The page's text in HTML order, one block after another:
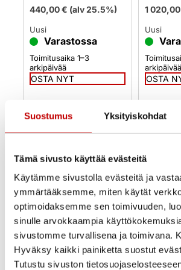
Suostumus Yksityiskohdat
Tämä sivusto käyttää evästeitä
Käytämme sivustolla evästeitä ja
ymmärtääksemme, miten käytät
optimoidaksemme sen toimivuuden,
sinulle arvokkaampia
sivustomme turvallisena ja toimivana.
Hyväksy kaikki painiketta suostut
Tutustu sivuston
440,00€ (alv 25.5%)
Uusi
Varastossa
Toimitusaika 1–3
arkipäivää
OSTA NYT
1 020,00
Uusi
arkipäivää
OSTA
Swedoor
Pariovi Craft 105 12R
kirkas lasi valkoinen
1 050,00€(alv 25.5%)